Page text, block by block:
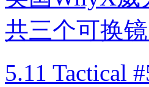
5.11 Tactical